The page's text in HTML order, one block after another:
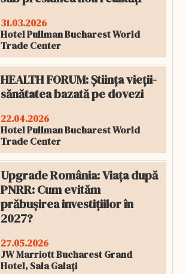
31.03.2026
Hotel Pullman Bucharest World
Trade Center
HEALTH FORUM: Știința vieții-
sănătatea bazată pe dovezi
22.04.2026
Hotel Pullman Bucharest World
Trade Center
Upgrade România: Viața după
PNRR: Cum evităm
prăbușirea investițiilor în
2027?
27.05.2026
JW Marriott Bucharest Grand
Hotel, Sala Galați